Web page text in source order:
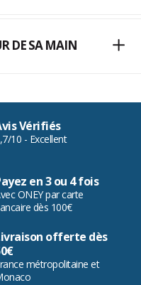
DE SA MAIN
Vérifiés
10 - Excellent
en 3 ou 4 fois
ONEY par carte
dès 100€
offerte dès
métropolitaine et